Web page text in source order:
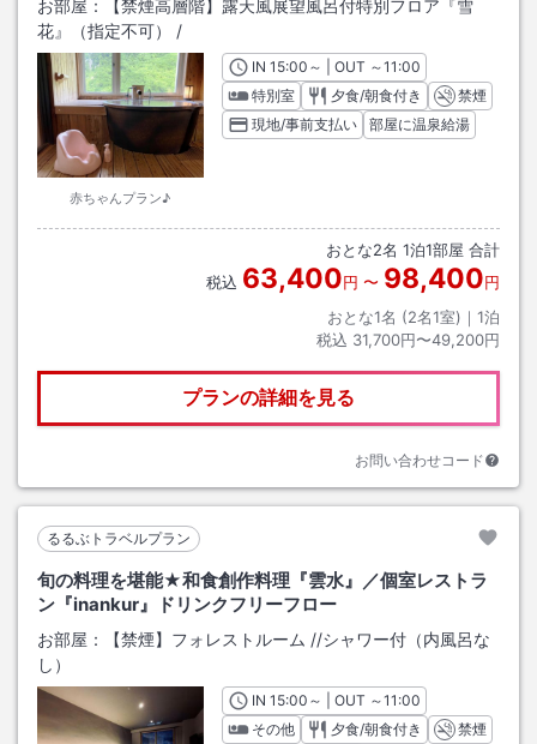
お部屋：
【禁煙高層階】露天風展望風呂付特別フロア『雪
花』（指定不可）
/
赤ちゃんプラン♪
INチェックイン
15:00 ～ | OUT チェックアウト
～11:00
特別室
夕食/朝食付き
禁煙
現地/事前支払い
部屋に温泉給湯
おとな2名 1泊1部屋 合計
税込 63,400円 〜 98,400円
おとな1名 (2名1室)｜ 1泊
税込 31,700円〜49,200円
プランの詳細を見る
お問い合わせコード
るるぶトラベルプラン
旬の料理を堪能★和食創作料理『雲水』／個室レストラ
ン『inankur』ドリンクフリーフロー
お部屋： 【禁煙】フォレストルーム //シャワー付（内風呂な
し）
INチェックイン
15:00 ～ | OUT チェックアウト
～11:00
その他
夕食/朝食付き
禁煙